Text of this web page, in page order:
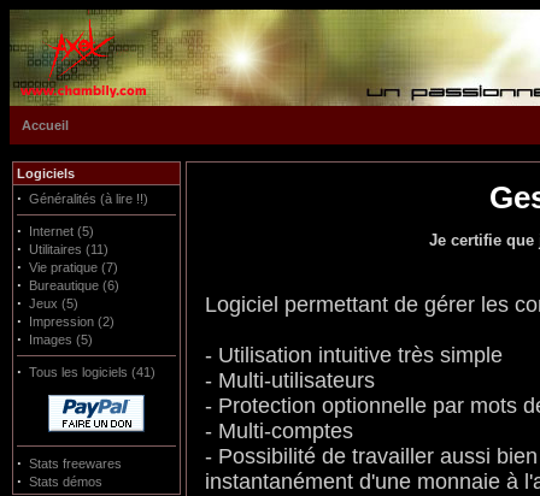
Accueil
Logiciels
· Généralités (à lire !!)
· Internet (5)
· Utilitaires (11)
· Vie pratique (7)
· Bureautique (6)
· Jeux (5)
· Impression (2)
· Images (5)
· Tous les logiciels (41)
· Stats freewares
· Stats démos
Je certifie
Logiciel permettant de gérer les
- Utilisation intuitive très simple
- Multi-utilisateurs
- Protection optionnelle par mots
- Multi-comptes
- Possibilité de travailler aussi
instantanément d'une monnaie à